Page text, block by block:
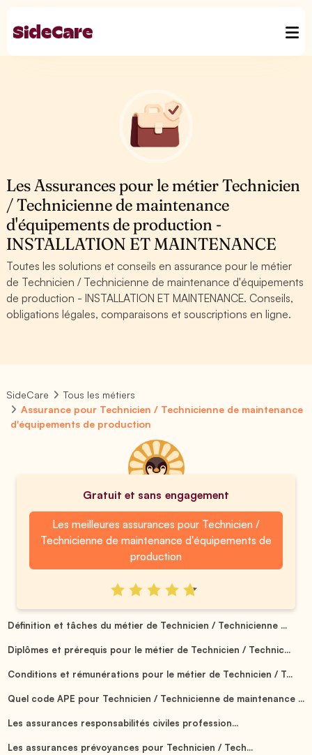
Les Assurances pour le métier Technicien
/ Technicienne de maintenance
d'équipements de production -
INSTALLATION ET MAINTENANCE
Toutes les solutions et conseils en assurance pour le métier
de Technicien / Technicienne de maintenance d'équipements
de production - INSTALLATION ET MAINTENANCE. Conseils,
obligations légales, comparaisons et souscriptions en ligne.
SideCare
Tous les métiers
Assurance pour Technicien / Technicienne de maintenance
d'équipements de production
Gratuit et sans engagement
Les meilleures assurances pour Technicien /
Technicienne de maintenance d'équipements de
production
Définition et tâches du métier de Technicien / Technicienne ...
Diplômes et prérequis pour le métier de Technicien / Technic...
Conditions et rémunérations pour le métier de Technicien / T...
Quel code APE pour Technicien / Technicienne de maintenance ...
Les assurances responsabilités civiles profession...
Les assurances prévoyances pour Technicien / Tech...